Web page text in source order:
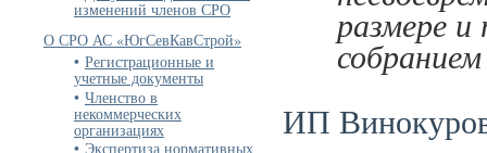
изменений членов СРО
О СРО АС «ЮгСевКавСтрой»
Регистрационные и
учетные документы
Членство в
некоммерческих
организациях
Экспертиза нормативных
размере
ИП